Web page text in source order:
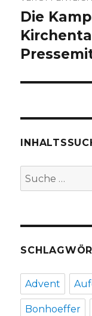
Die
Suche
nach:
Advent
Bonhoeffer